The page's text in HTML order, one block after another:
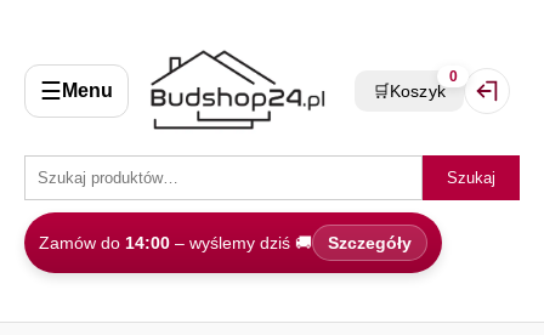
☰ Menu
Szukaj
Zamów do 14:00 – wyślemy dziś 🚚 Szczegóły
🛒Koszyk
0